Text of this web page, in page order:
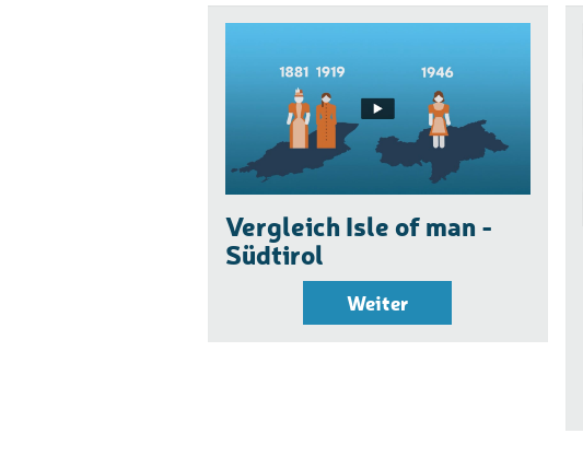
Vergleich Isle of man -
Südtirol
Weiter